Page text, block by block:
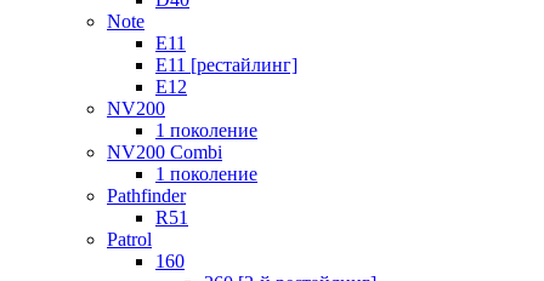
Note
E11
E11 [рестайлинг]
E12
NV200
1 поколение
NV200 Combi
1 поколение
Pathfinder
R51
Patrol
160